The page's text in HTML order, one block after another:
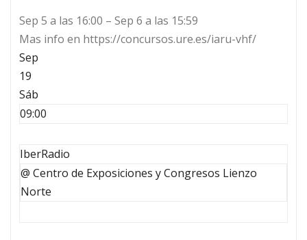
Sep 5 a las 16:00 – Sep 6 a las 15:59
Mas info en https://concursos.ure.es/iaru-vhf/
Sep
19
Sáb
09:00
IberRadio
@ Centro de Exposiciones y Congresos Lienzo
Norte